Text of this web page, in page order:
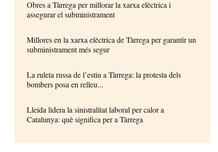
Obres a Tàrrega per millorar la xarxa elèctrica i
assegurar el subministrament
Millores en la xarxa elèctrica de Tàrrega per garantir un
subministrament més segur
La ruleta russa de l’estiu a Tàrrega: la protesta dels
bombers posa en relleu...
Lleida lidera la sinistralitat laboral per calor a
Catalunya: què significa per a Tàrrega